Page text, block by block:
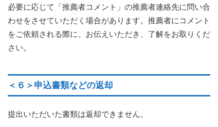
必要に応じて「推薦者コメント」の推薦者連絡先に問い合
わせをさせていただく場合があります。推薦者にコメント
をご依頼される際に、お伝えいただき、了解をお取りくだ
さい。
＜６＞申込書類などの返却
提出いただいた書類は返却できません。